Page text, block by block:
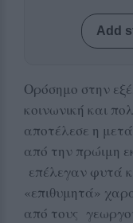
Add
Ορόσημο στην
κοινωνική και
αποτέλεσε η
από την πρώιμη
επέλεγαν φυτά
«επιθυμητά»
από τους